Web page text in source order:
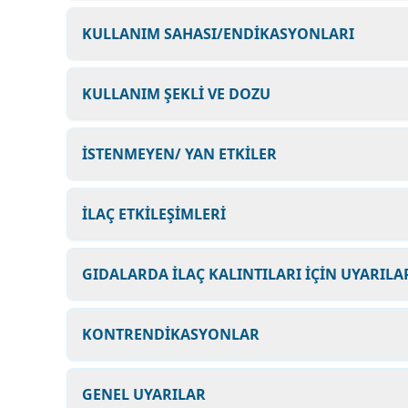
KULLANIM SAHASI/ENDİKASYONLARI
KULLANIM ŞEKLİ VE DOZU
İSTENMEYEN/ YAN ETKİLER
İLAÇ ETKİLEŞİMLERİ
GIDALARDA İLAÇ KALINTILARI İÇİN
KONTRENDİKASYONLAR
GENEL UYARILAR